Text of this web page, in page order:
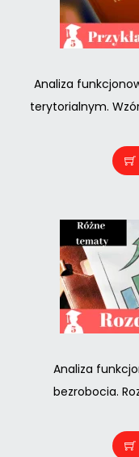
Analiza
terytorialnym.
Analiza
bezrobocia.